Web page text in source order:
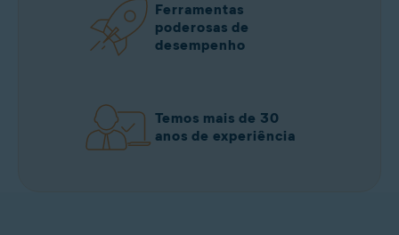
Ferramentas
poderosas de
desempenho
Temos mais de 30
anos de experiência